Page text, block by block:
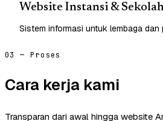
Website Instansi &
Sistem informasi untuk lembaga dan
03 — Proses
Cara kerja kami
Transparan dari awal hingga website